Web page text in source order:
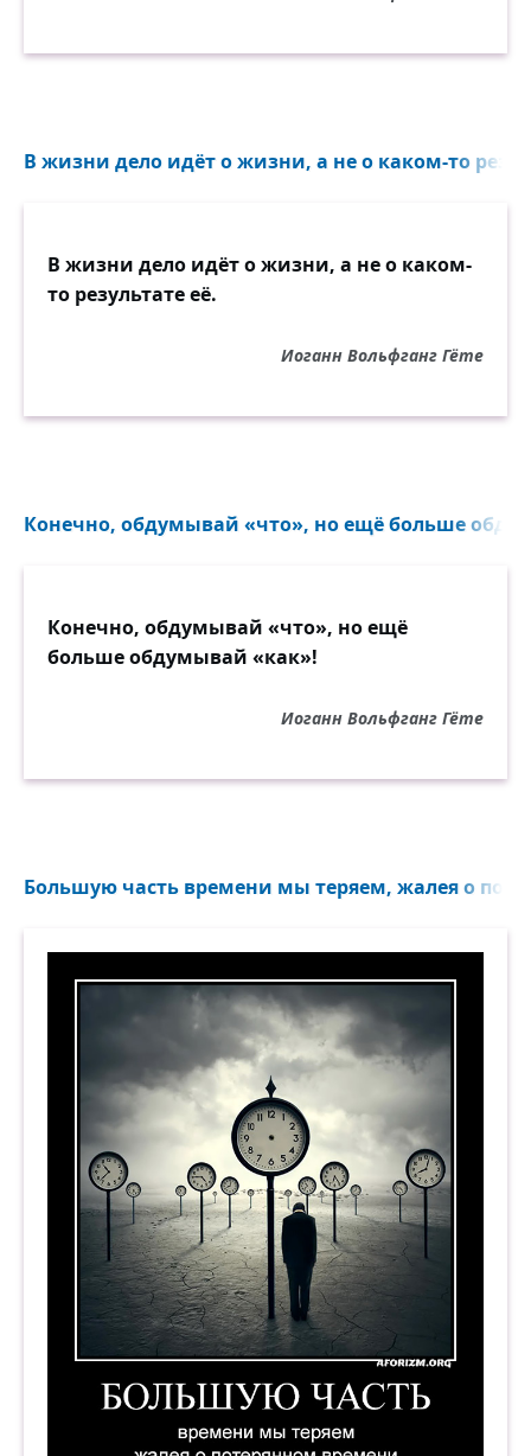
В жизни дело идёт о жизни, а не о каком-то
В жизни дело идёт о жизни, а не о каком-
то результате её.
Иоганн Вольфганг Гёте
Конечно, обдумывай «что», но ещё больше
Конечно, обдумывай «что», но ещё
больше обдумывай «как»!
Иоганн Вольфганг Гёте
Большую часть времени мы теряем, жалея о